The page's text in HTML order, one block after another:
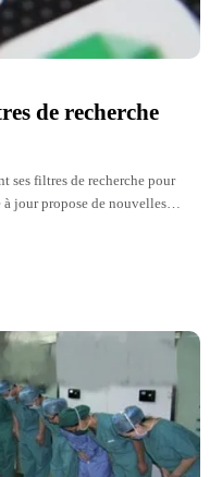
de recherche
ses filtres de recherche pour
jour propose de nouvelles
les vidéos